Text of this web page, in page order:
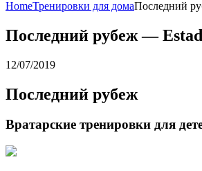
HomeТренировки для домаПоследний
Последний рубеж —
12/07/2019
Последний рубеж
Вратарские тренировки для